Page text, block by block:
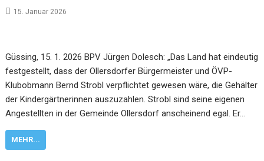
15. Januar 2026
Güssing, 15. 1. 2026 BPV Jürgen Dolesch: „Das Land hat eindeutig
festgestellt, dass der Ollersdorfer Bürgermeister und ÖVP-
Klubobmann Bernd Strobl verpflichtet gewesen wäre, die Gehälter
der Kindergärtnerinnen auszuzahlen. Strobl sind seine eigenen
Angestellten in der Gemeinde Ollersdorf anscheinend egal. Er…
MEHR...